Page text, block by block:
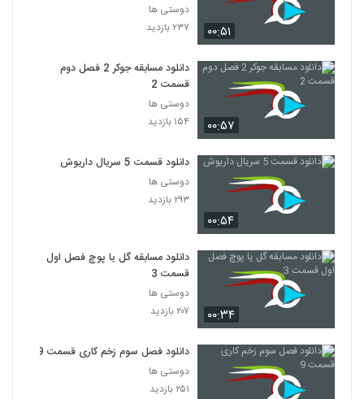
۰۰:۵۱
دوستی ها
۲۳۷ بازدید
۰۰:۵۷
دانلود مسابقه جوکر 2 فصل دوم
قسمت 2
دوستی ها
۱۵۴ بازدید
۰۰:۵۴
دانلود قسمت 5 سریال داریوش
دوستی ها
۲۹۳ بازدید
۰۰:۳۴
دانلود مسابقه گل یا پوچ فصل اول
قسمت 3
دوستی ها
۲۰۷ بازدید
دانلود فصل سوم زخم کاری قسمت 9
دوستی ها
۲۵۱ بازدید